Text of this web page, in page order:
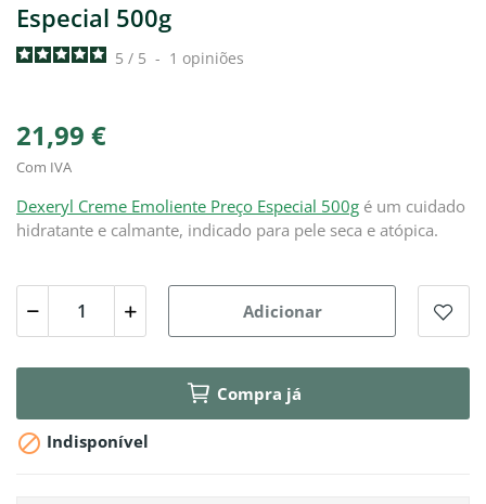
Especial 500g
5 / 5 - 1 opiniões
21,99 €
Com IVA
Dexeryl Creme Emoliente Preço Especial 500g é um cuidado
hidratante e calmante, indicado para pele seca e atópica.
Adicionar
Compra já
 Indisponível